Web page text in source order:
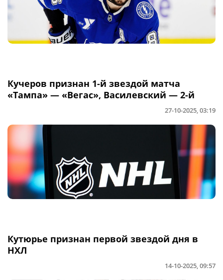
Кучеров признан 1-й звездой матча
«Тампа» — «Вегас», Василевский — 2-й
27-10-2025, 03:19
Кутюрье признан первой звездой дня в
НХЛ
14-10-2025, 09:57